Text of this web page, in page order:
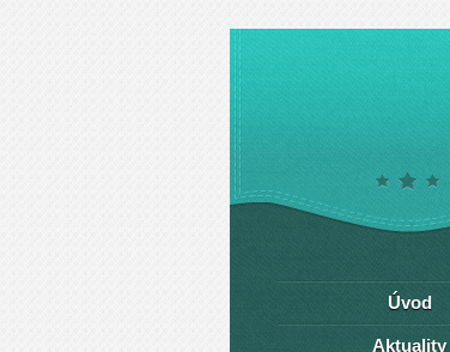
Úvod
Aktuality